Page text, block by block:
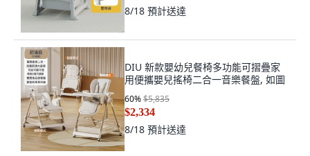
8/18 預計送達
DIU 新款嬰幼兒餐椅多功能可摺疊家
用便攜嬰兒搖椅二合一音樂餐盤, 如圖
60%$5,835
$2,334
8/18 預計送達